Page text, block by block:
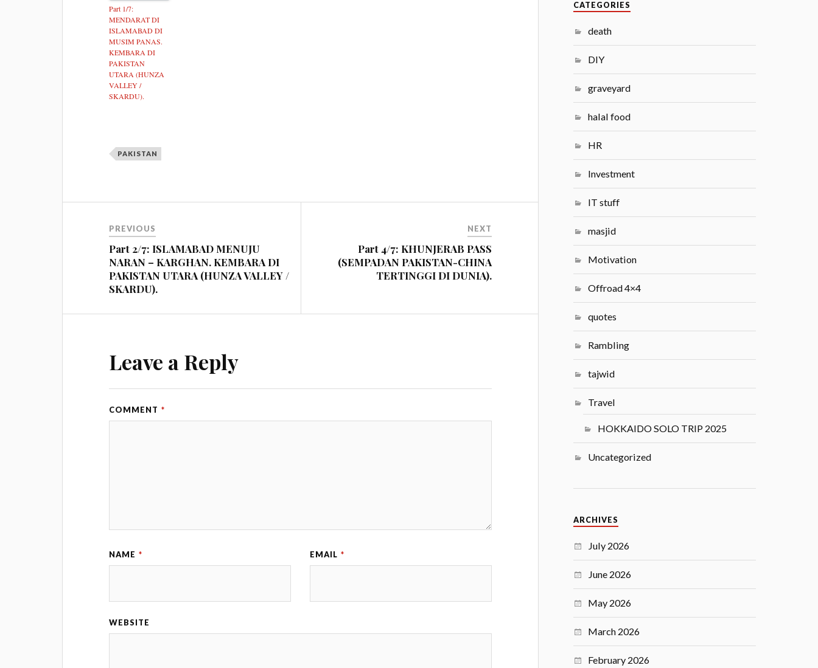
Part 1/7:
MENDARAT DI
ISLAMABAD DI
MUSIM PANAS.
KEMBARA DI
PAKISTAN
UTARA (HUNZA
VALLEY /
SKARDU).
PAKISTAN
PREVIOUS
Part 2/7: ISLAMABAD MENUJU
NARAN – KARGHAN. KEMBARA DI
PAKISTAN UTARA (HUNZA VALLEY /
SKARDU).
NEXT
Part 4/7: KHUNJERAB PASS
(SEMPADAN PAKISTAN-CHINA
TERTINGGI DI DUNIA).
Leave a Reply
COMMENT *
NAME * EMAIL *
WEBSITE
CATEGORIES
death
DIY
graveyard
halal food
HR
Investment
IT stuff
masjid
Motivation
Offroad 4×4
quotes
Rambling
tajwid
Travel
HOKKAIDO SOLO TRIP 2025
Uncategorized
ARCHIVES
July 2026
June 2026
May 2026
March 2026
February 2026